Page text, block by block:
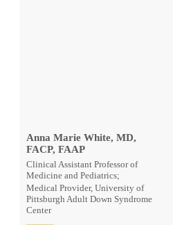
Anna Marie White, MD,
FACP, FAAP
Clinical Assistant Professor of
Medicine and Pediatrics;
Medical Provider, University of
Pittsburgh Adult Down Syndrome
Center